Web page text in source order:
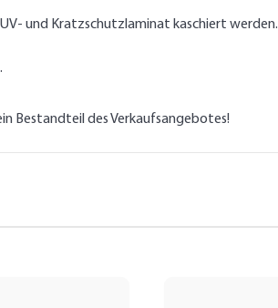
und Kratzschutzlaminat kaschiert werden.
.
Bestandteil des Verkaufsangebotes!